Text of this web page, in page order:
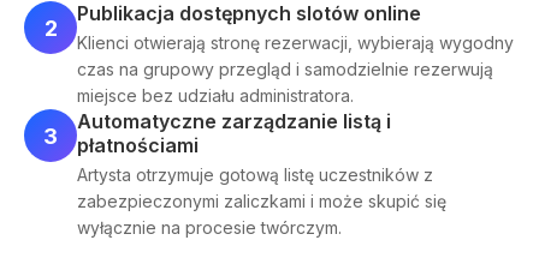
2
Publikacja dostępnych slotów online
Klienci otwierają stronę rezerwacji, wybierają wygodny
czas na grupowy przegląd i samodzielnie rezerwują
miejsce bez udziału administratora.
3
Automatyczne zarządzanie listą i
płatnościami
Artysta otrzymuje gotową listę uczestników z
zabezpieczonymi zaliczkami i może skupić się
wyłącznie na procesie twórczym.